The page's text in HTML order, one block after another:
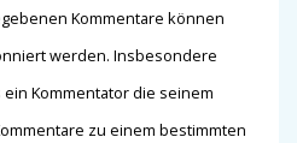
Kommentare können
werden. Insbesondere
Kommentator die seinem
zu einem bestimmten